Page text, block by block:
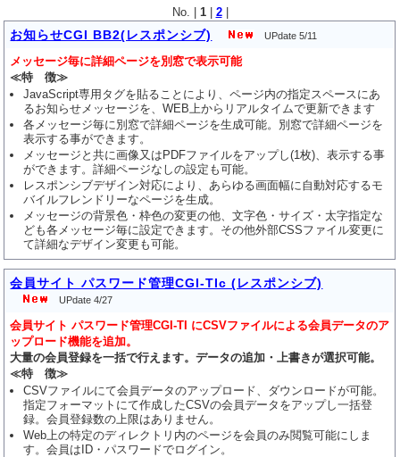
No. | 1| 2|
お知らせCGI BB2(レスポンシブ) UPdate 5/11
メッセージ毎に詳細ページを別窓で表示可能
≪特 徴≫
JavaScript専用タグを貼ることにより、ページ内の指定スペースにあ
るお知らせメッセージを、WEB上からリアルタイムで更新できます
各メッセージ毎に別窓で詳細ページを生成可能。別窓で詳細ページを
表示する事ができます。
メッセージと共に画像又はPDFファイルをアップし(1枚)、表示する事
ができます。詳細ページなしの設定も可能。
レスポンシブデザイン対応により、あらゆる画面幅に自動対応するモ
バイルフレンドリーなページを生成。
メッセージの背景色・枠色の変更の他、文字色・サイズ・太字指定な
ども各メッセージ毎に設定できます。その他外部CSSファイル変更に
て詳細なデザイン変更も可能。
会員サイト パスワード管理CGI-TIc (レスポンシブ)
UPdate 4/27
会員サイト パスワード管理CGI-TI にCSVファイルによる会員データのア
ップロード機能を追加。
大量の会員登録を一括で行えます。データの追加・上書きが選択可能。
≪特 徴≫
CSVファイルにて会員データのアップロード、ダウンロードが可能。
指定フォーマットにて作成したCSVの会員データをアップし一括登
録。会員登録数の上限はありません。
Web上の特定のディレクトリ内のページを会員のみ閲覧可能にしま
す。会員はID・パスワードでログイン。